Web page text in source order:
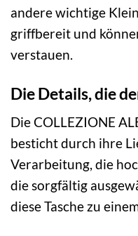
andere wichtige
griffbereit und
verstauen.
Die Details, die
Die COLLEZIONE
besticht durch ihre
Verarbeitung, die
die sorgfältig
diese Tasche zu